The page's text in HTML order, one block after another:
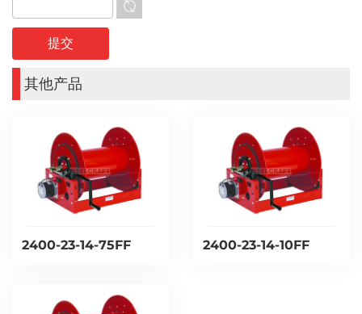
其他产品
2400-23-14-75FF 2400-23-14-10FF